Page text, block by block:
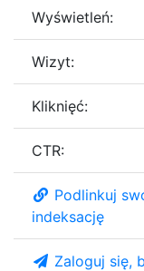
Wyświetleń:
Wizyt:
Kliknięć:
CTR:
Podlinkuj
indeksację
Zaloguj się,